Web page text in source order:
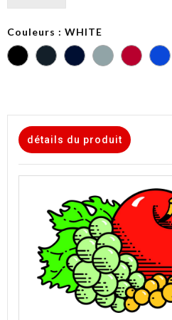
Couleurs : WHITE
détails du produit